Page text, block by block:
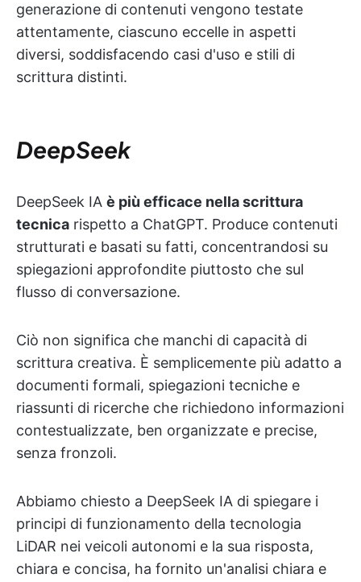
generazione di contenuti vengono testate
attentamente, ciascuno eccelle in aspetti
diversi, soddisfacendo casi d'uso e stili di
scrittura distinti.
DeepSeek
DeepSeek IA è più efficace nella scrittura
tecnica rispetto a ChatGPT. Produce contenuti
strutturati e basati su fatti, concentrandosi su
spiegazioni approfondite piuttosto che sul
flusso di conversazione.
Ciò non significa che manchi di capacità di
scrittura creativa. È semplicemente più adatto a
documenti formali, spiegazioni tecniche e
riassunti di ricerche che richiedono informazioni
contestualizzate, ben organizzate e precise,
senza fronzoli.
Abbiamo chiesto a DeepSeek IA di spiegare i
principi di funzionamento della tecnologia
LiDAR nei veicoli autonomi e la sua risposta,
chiara e concisa, ha fornito un'analisi chiara e